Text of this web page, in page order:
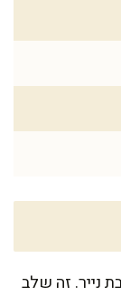
נייר. זה שלב